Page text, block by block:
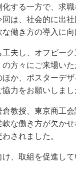
する一方で、求
は、社会的に出
働き方の導入に
夫し、オフピー
方々にご来場い
か、ポスターデ
力をお願いしまし
教授、東京商工
な働き方が欠か
されました。
、取組を促進して